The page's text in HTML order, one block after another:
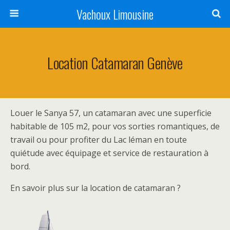
Vachoux Limousine
Location Catamaran Genève
Louer le Sanya 57, un catamaran avec une superficie
habitable de 105 m2, pour vos sorties romantiques, de
travail ou pour profiter du Lac léman en toute
quiétude avec équipage et service de restauration à
bord.
En savoir plus sur la location de catamaran ?